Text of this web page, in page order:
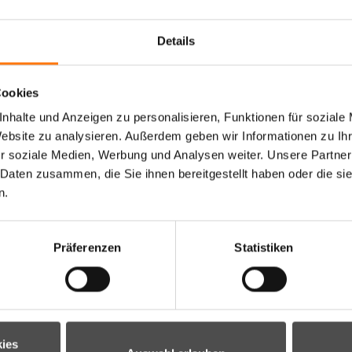
Details
und Anzeigen zu personalisieren, Funktionen für soziale
zu analysieren. Außerdem geben wir Informationen zu
soziale Medien, Werbung und Analysen weiter. Unsere
zusammen, die Sie ihnen bereitgestellt haben oder die
Präferenzen Statistiken